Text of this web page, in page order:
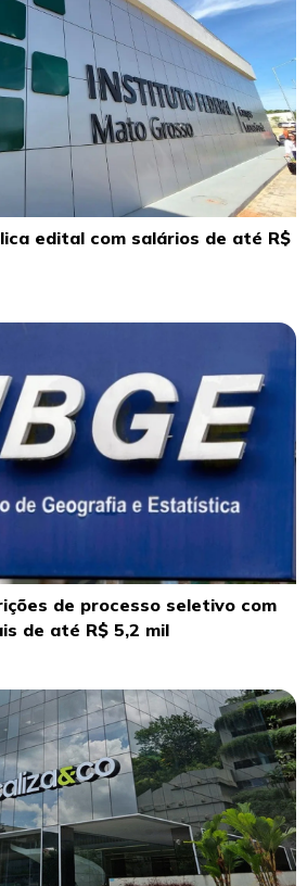
edital com salários de até R$
de processo seletivo com
de até R$ 5,2 mil